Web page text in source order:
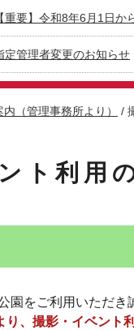
【重要】令和8年6月1日
定管理者変更のお知らせ
（管理事務所より） /
ト利用
園をご利用いただき
、撮影・イベント